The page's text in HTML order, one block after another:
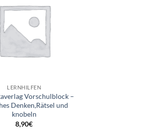
LERNHILFEN
Vorschulblock –
Denken,Rätsel und
knobeln
8,90€